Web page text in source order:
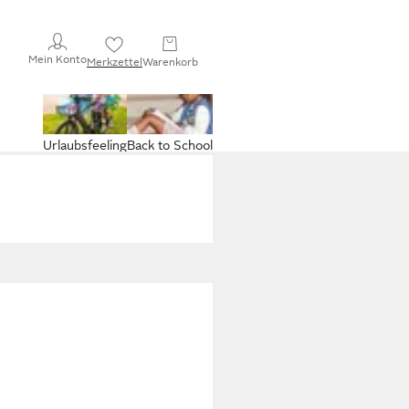
Mein KontoMerkzettelWarenkorb
Back to School
Urlaubsfeeling